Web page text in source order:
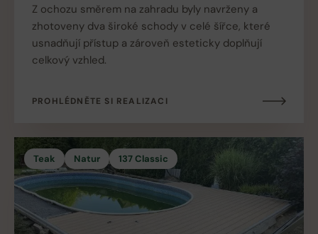
Z ochozu směrem na zahradu byly navrženy a
zhotoveny dva široké schody v celé šířce, které
usnadňují přístup a zároveň esteticky doplňují
celkový vzhled.
PROHLÉDNĚTE SI REALIZACI
Teak Natur 137 Classic